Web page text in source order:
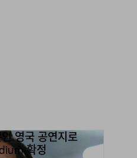
영국 공연지로
확정